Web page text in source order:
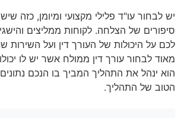
יש לבחור עו"ד פלילי מקצועי ומיומן, כזה
סיפורים של הצלחה. לקוחות ממליצים
לכם על היכולות של העורך דין ועל השירות
מאוד לבחור עורך דין ממולח אשר יש לו
הוא ינהל את התהליך המביך בו הנכם
הטוב של התהליך.